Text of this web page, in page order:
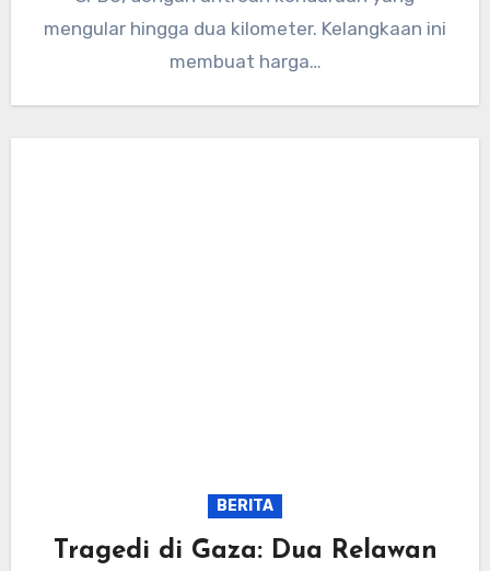
mengular hingga dua kilometer. Kelangkaan ini
membuat harga…
BERITA
Tragedi di Gaza: Dua Relawan